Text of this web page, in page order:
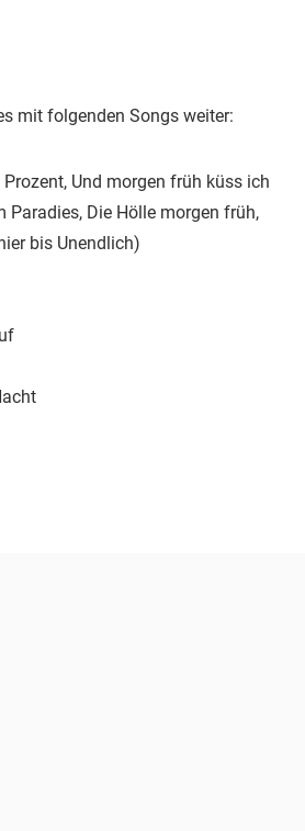
mit folgenden Songs weiter:
Und morgen früh küss ich
Paradies, Die Hölle morgen früh,
bis Unendlich)